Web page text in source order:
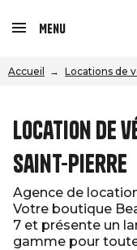
Menu
Accueil Locations de
Location de
Saint-Pierre
Agence de
Votre boutique
7 et présente un
gamme pour